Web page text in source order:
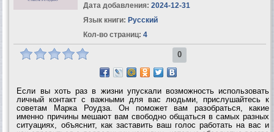
Дата добавления: 2024-12-31
Язык книги: Русский
Кол-во страниц: 4
0
Если вы хоть раз в жизни упускали возможность использовать
личный контакт с важными для вас людьми, прислушайтесь к
советам Марка Роудза. Он поможет вам разобраться, какие
именно причины мешают вам свободно общаться в самых разных
ситуациях, объяснит, как заставить ваш голос работать на вас и